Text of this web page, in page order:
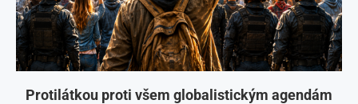
Protilátkou proti všem globalistickým agendám